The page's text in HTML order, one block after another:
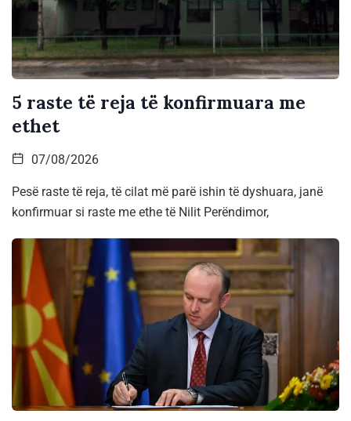
5 raste të reja të konfirmuara me
ethet
07/08/2026
Pesë raste të reja, të cilat më parë ishin të dyshuara, janë
konfirmuar si raste me ethe të Nilit Perëndimor,